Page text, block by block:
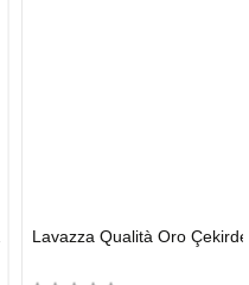
GÖNDERİ
Lavazza Qualità Oro Çekirdek Kahve 1 KG x 2